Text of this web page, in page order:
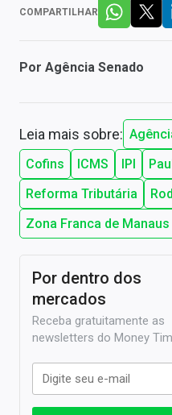
COMPARTILHAR
Por Agência Senado
Leia mais sobre:
Cofins
ICMS IPI
Reforma Tributária
Zona Franca de Manaus
Por dentro dos
mercados
Receba gratuitamente as
newsletters do Money